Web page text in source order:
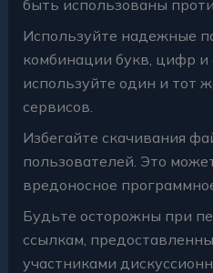
быть использованы
Используйте надежные
комбинации букв, цифр и
используйте один и тот
сервисов.
Избегайте скачивания
пользователей. Это
вредоносное
Будьте осторожны при
ссылкам,
участниками